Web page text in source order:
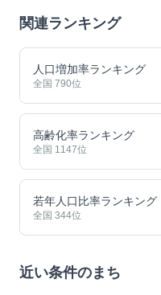
関連ランキング
人口増加率ランキング
全国 790位
高齢化率ランキング
全国 1147位
若年人口比率ランキング
全国 344位
近い条件のまち